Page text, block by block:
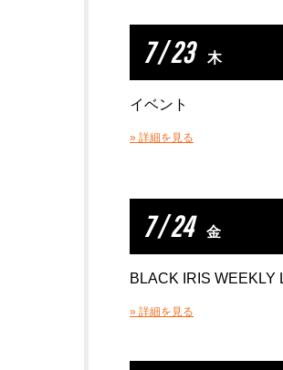
7 / 23 木
イベント
» 詳細を見る
7 / 24 金
BLACK IRIS WEEKLY
» 詳細を見る